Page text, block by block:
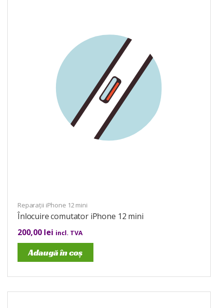
Reparații iPhone 12 mini
Înlocuire comutator iPhone 12 mini
200,00 lei incl. TVA
Adaugă în coș